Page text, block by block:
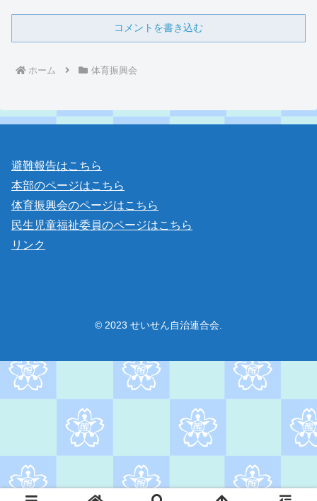
コメントを書き込む
ホーム 体育振興会
避難報告はこちら
本部のページはこちら
体育振興会のページはこちら
民生児童福祉委員のページはこちら
リンク
© 2023 せいせん自治連合会.